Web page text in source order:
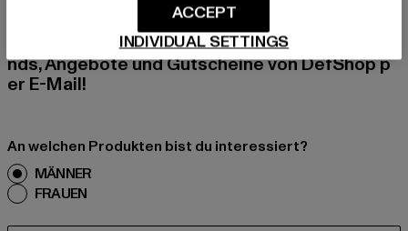
Melde dich hier für unseren Newsletter an und
erhalte künftig Informationen über aktuelle Tre
nds, Angebote und Gutscheine von DefShop p
er E-Mail!
An welchen Produkten bist du interessiert?
MÄNNER
FRAUEN
INDIVIDUAL SETTINGS
ACCEPT